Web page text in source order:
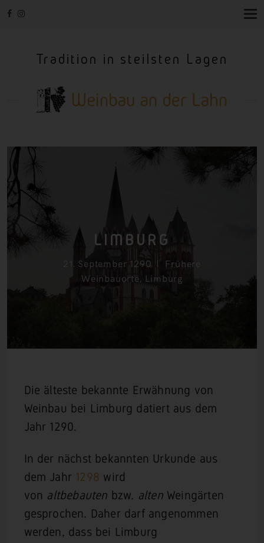
T
I
O
Tradition in steilsten Lagen
LIMBURG
21. September 1290
Frühere
Weinbauorte, Limburg
Die älteste bekannte Erwähnung von
Weinbau bei Limburg datiert aus dem
Jahr 1290.
In der nächst bekannten Urkunde aus
dem Jahr 1298 wird
von altbebauten bzw. altenWeingärten
gesprochen. Daher darf angenommen
werden, dass bei Limburg